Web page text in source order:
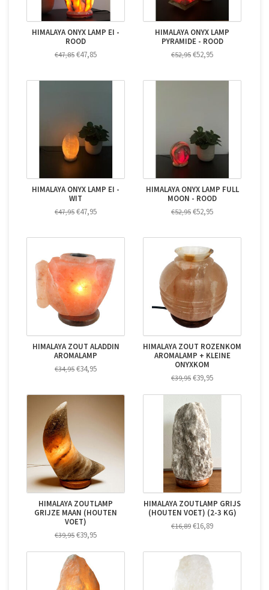
HIMALAYA ONYX LAMP EI -
ROOD
€47,85 €47,85
HIMALAYA ONYX LAMP
PYRAMIDE - ROOD
€52,95 €52,95
HIMALAYA ONYX LAMP EI -
WIT
€47,95 €47,95
HIMALAYA ONYX LAMP FULL
MOON - ROOD
€52,95 €52,95
HIMALAYA ZOUT ALADDIN
AROMALAMP
€34,95 €34,95
HIMALAYA ZOUT ROZENKOM
AROMALAMP + KLEINE
ONYXKOM
€39,95 €39,95
HIMALAYA ZOUTLAMP
GRIJZE MAAN (HOUTEN
VOET)
€39,95 €39,95
HIMALAYA ZOUTLAMP GRIJS
(HOUTEN VOET) (2-3 KG)
€16,89 €16,89